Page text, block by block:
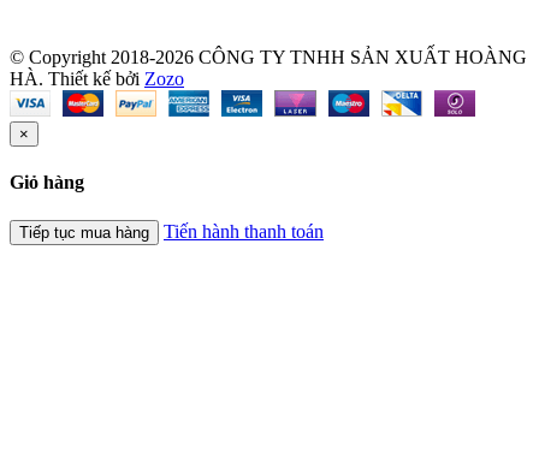
© Copyright 2018-2026 CÔNG TY TNHH SẢN XUẤT HOÀNG
HÀ. Thiết kế bởi Zozo
×
Giỏ hàng
Tiếp tục mua hàng Tiến hành thanh toán